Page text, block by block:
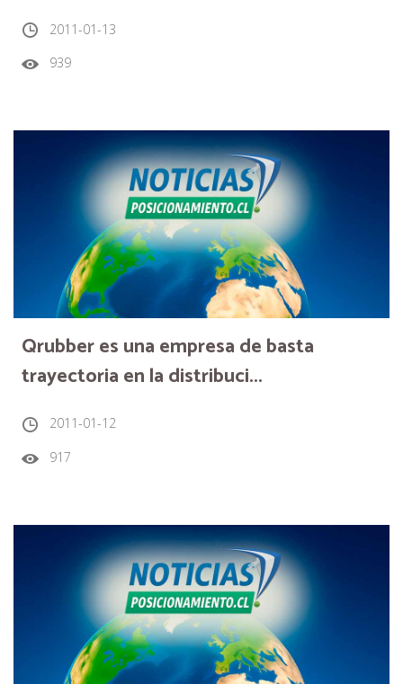
2011-01-13
939
Qrubber es una empresa de basta
trayectoria en la distribuci...
2011-01-12
917